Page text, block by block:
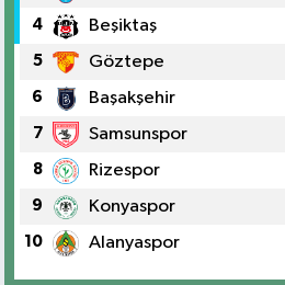
4 Beşiktaş
5 Göztepe
6 Başakşehir
7 Samsunspor
8 Rizespor
9 Konyaspor
10 Alanyaspor